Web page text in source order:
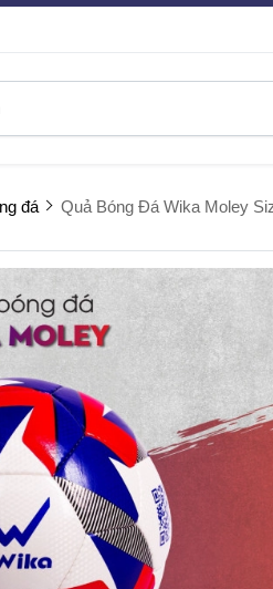
đá Quả Bóng Đá Wika Moley